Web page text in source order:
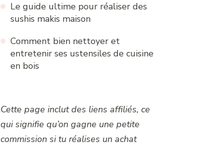
Le guide ultime pour réaliser des
sushis makis maison
Comment bien nettoyer et
entretenir ses ustensiles de cuisine
en bois
Cette page inclut des liens affiliés, ce
qui signifie qu’on gagne une petite
commission si tu réalises un achat